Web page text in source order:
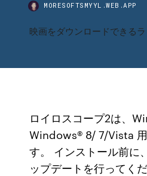
MORESOFTSMYYL.WEB.APP
映画をダウンロードできる
ロイロスコープ2は、
Windows® 8/ 7/Vista
す。 インストール前に
ップデートを行ってく